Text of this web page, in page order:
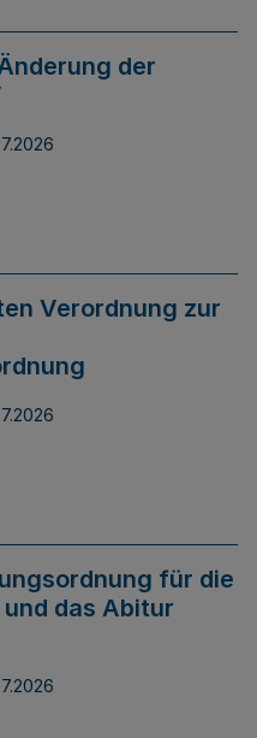
der
Verordnung zur
für die
das Abitur